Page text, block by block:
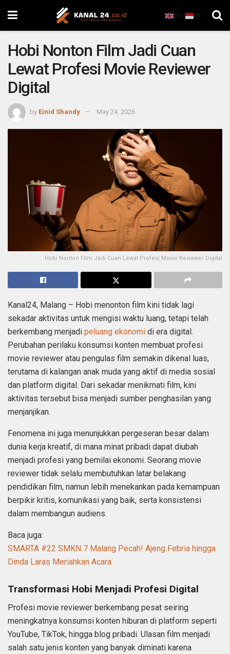
EN ID
Hobi Nonton Film Jadi Cuan
Lewat Profesi Movie Reviewer
Digital
by Einid Shandy May 24, 2026
Hobi Nonton Film Jadi Cuan Lewat Profesi Movie Reviewer Digital
Kanal24, Malang – Hobi menonton film kini tidak lagi
sekadar aktivitas untuk mengisi waktu luang, tetapi telah
berkembang menjadi peluang ekonomi di era digital.
Perubahan perilaku konsumsi konten membuat profesi
movie reviewer atau pengulas film semakin dikenal luas,
terutama di kalangan anak muda yang aktif di media sosial
dan platform digital. Dari sekadar menikmati film, kini
aktivitas tersebut bisa menjadi sumber penghasilan yang
menjanjikan.
Fenomena ini juga menunjukkan pergeseran besar dalam
dunia kerja kreatif, di mana minat pribadi dapat diubah
menjadi profesi yang bernilai ekonomi. Seorang movie
reviewer tidak selalu membutuhkan latar belakang
pendidikan film, namun lebih menekankan pada kemampuan
berpikir kritis, komunikasi yang baik, serta konsistensi
dalam membangun audiens.
Baca juga:
SMARTA #22 SMKN 7 Malang Pecah! Ajeng Febria hingga
Dinda Laras Meriahkan Acara
Transformasi Hobi Menjadi Profesi Digital
Profesi movie reviewer berkembang pesat seiring
meningkatnya konsumsi konten hiburan di platform seperti
YouTube, TikTok, hingga blog pribadi. Ulasan film menjadi
salah satu jenis konten yang banyak diminati karena